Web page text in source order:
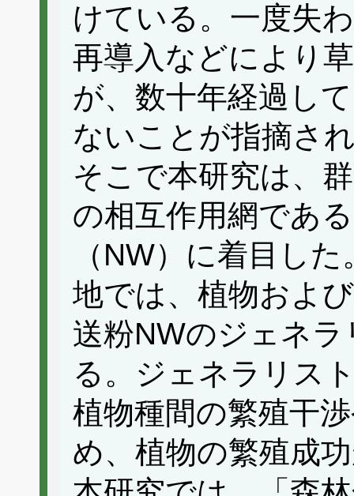
けている。一度失
再導入などにより
が、数十年経過し
ないことが指摘さ
そこで本研究は、
の相互作用網であ
（NW）に着目し
地では、植物およ
送粉NWのジェネ
る。ジェネラリス
植物種間の繁殖干
め、植物の繁殖成